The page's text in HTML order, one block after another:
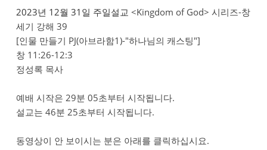
2023년 12월 31일 주일설교 <Kingdom of God> 시리즈-창
세기 강해 39
[인물 만들기 PJ(아브라함1)-"하나님의 캐스팅"]
창 11:26-12:3
정성록 목사
예배 시작은 29분 05초부터 시작됩니다.
설교는 46분 25초부터 시작됩니다.
동영상이 안 보이시는 분은 아래를 클릭하십시요.